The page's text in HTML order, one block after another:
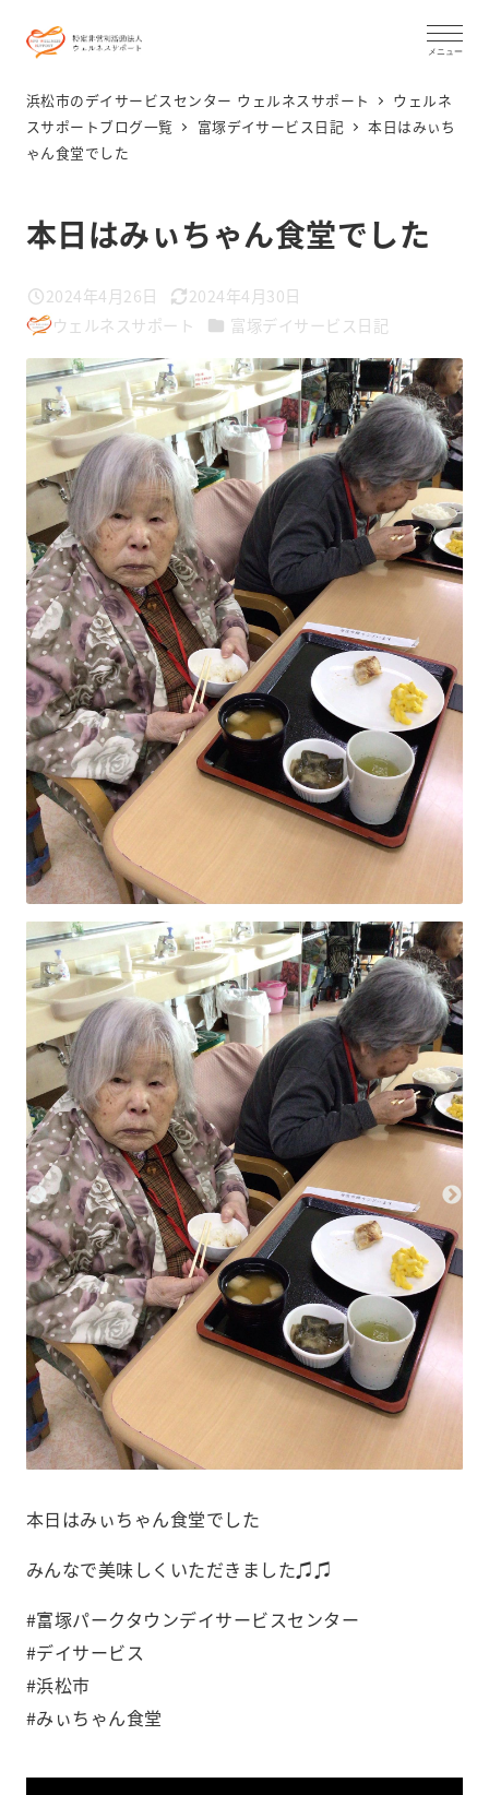
メニュー
浜松市のデイサービスセンター ウェルネスサポート
ウェルネ
スサポートブログ一覧
富塚デイサービス日記
本日はみぃち
ゃん食堂でした
本日はみぃちゃん食堂でした
投稿日
2024年4月26日
更新日
2024年4月30日
著
ウェルネスサポート カテゴリー
富塚デイサービス日記
本日はみぃちゃん食堂でした
みんなで美味しくいただきました♫♫
#富塚パークタウンデイサービスセンター
#デイサービス
#浜松市
#みぃちゃん食堂